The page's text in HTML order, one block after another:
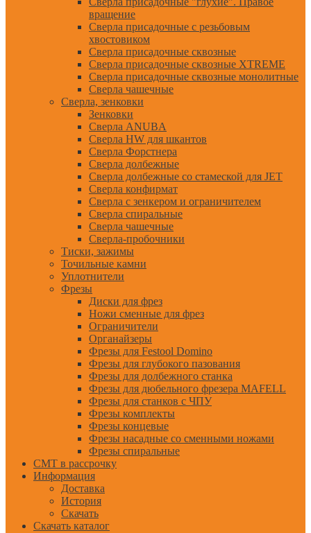
вращение
Сверла присадочные с резьбовым
хвостовиком
Сверла присадочные сквозные
Сверла присадочные сквозные XTREME
Сверла присадочные сквозные монолитные
Сверла чашечные
Сверла, зенковки
Зенковки
Сверла ANUBA
Сверла HW для шкантов
Сверла Форстнера
Сверла долбежные
Сверла долбежные со стамеской для JET
Сверла конфирмат
Сверла с зенкером и ограничителем
Сверла спиральные
Сверла чашечные
Сверла-пробочники
Тиски, зажимы
Точильные камни
Уплотнители
Фрезы
Диски для фрез
Ножи сменные для фрез
Ограничители
Органайзеры
Фрезы для Festool Domino
Фрезы для глубокого пазования
Фрезы для долбежного станка
Фрезы для дюбельного фрезера MAFELL
Фрезы для станков с ЧПУ
Фрезы комплекты
Фрезы концевые
Фрезы насадные со сменными ножами
Фрезы спиральные
CMT в рассрочку
Информация
Доставка
История
Скачать
Скачать каталог